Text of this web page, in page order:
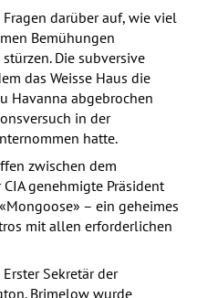
darüber auf, wie viel
Bemühungen
Die subversive
das Weisse Haus die
Havanna abgebrochen
in der
hatte.
zwischen dem
CIAgenehmigte Präsident
– ein geheimes
mit allen erforderlichen
Sekretär der
Brimelow wurde